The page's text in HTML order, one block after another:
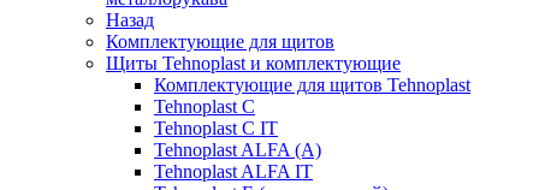
Назад
Комплектующие для щитов
Щиты Tehnoplast и комплектующие
Комплектующие для щитов Tehnoplast
Tehnoplast C
Tehnoplast C IT
Tehnoplast ALFA (А)
Tehnoplast ALFA IT